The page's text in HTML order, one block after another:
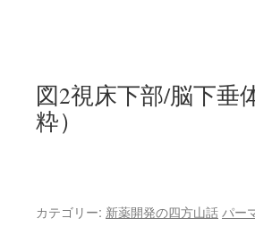
図2視床下部/脳下垂
粋）
カテゴリー: 新薬開発の四方山話 パー